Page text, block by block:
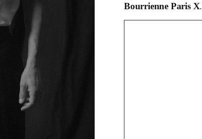
Bourrienne Paris X.